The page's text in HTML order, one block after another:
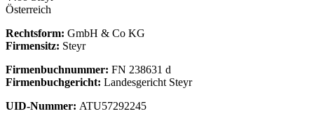
Österreich
Rechtsform: GmbH & Co KG
Firmensitz: Steyr
Firmenbuchnummer: FN 238631 d
Firmenbuchgericht: Landesgericht Steyr
UID-Nummer: ATU57292245